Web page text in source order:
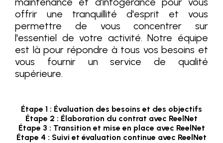
offrir une tranquillité d'esprit et vous
permettre de vous concentrer sur
l'essentiel de votre activité. Notre équipe
est là pour répondre à tous vos besoins et
vous fournir un service de qualité
supérieure.
Étape 1 : Évaluation des besoins et des objectifs
Étape 2 : Élaboration du contrat avec ReelNet
Étape 3 : Transition et mise en place avec ReelNet
Étape 4 : Suivi et évaluation continue avec ReelNet